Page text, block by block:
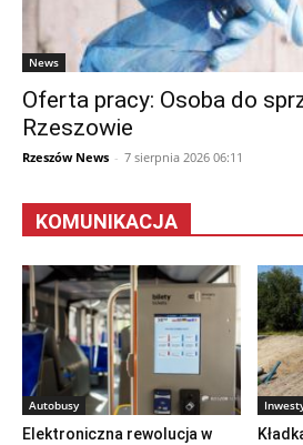
News
Oferta pracy: Osoba do
Rzeszowie
Rzeszów News - 7 sierpnia 2026 06:11
KOMUNIKACJA
Autobusy
Elektroniczna rewolucja w